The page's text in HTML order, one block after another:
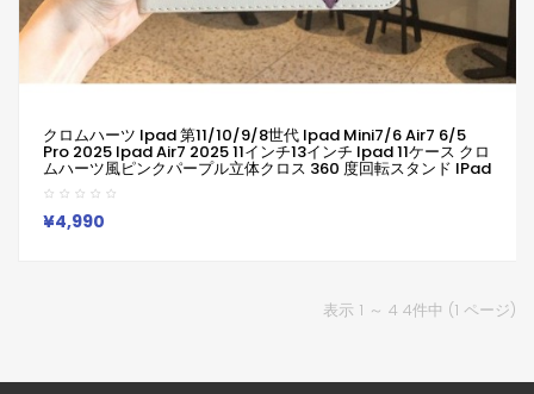
クロムハーツ Ipad 第11/10/9/8世代 Ipad Mini7/6 Air7 6/5
Pro 2025 Ipad Air7 2025 11インチ13インチ Ipad 11ケース クロ
ムハーツ風ピンクパープル立体クロス 360 度回転スタンド IPad
ケース クロムハーツ 便利 Ipad Pro 2024ケース 11インチ 13イ
ンチブランド アイパッドケース Ipad Air7/6/5/4/3/2/1ケース
Chrome Hearts クロムハーツ
¥4,990
表示 1 ～ 4 4件中 (1 ページ)